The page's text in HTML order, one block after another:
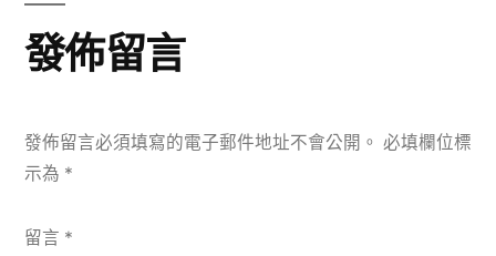
發佈留言
發佈留言必須填寫的電子郵件地址不會公開。 必填欄位標
示為 *
留言 *